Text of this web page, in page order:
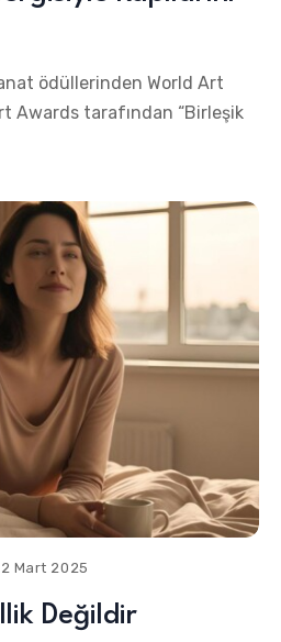
ödüllerinden World Art
Awards tarafından “Birleşik
Mart 2025
Değildir